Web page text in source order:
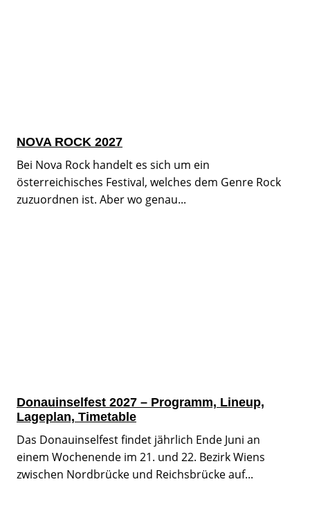
NOVA ROCK 2027
Bei Nova Rock handelt es sich um ein
österreichisches Festival, welches dem Genre Rock
zuzuordnen ist. Aber wo genau...
Donauinselfest 2027 – Programm, Lineup,
Lageplan, Timetable
Das Donauinselfest findet jährlich Ende Juni an
einem Wochenende im 21. und 22. Bezirk Wiens
zwischen Nordbrücke und Reichsbrücke auf...